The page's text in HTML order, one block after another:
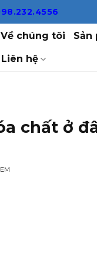
Về chúng tôi Sản
Liên hệ
chất ở